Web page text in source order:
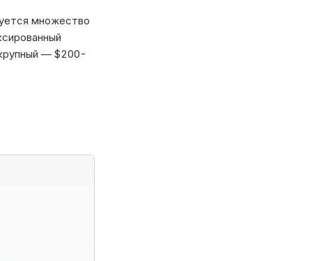
множество
— $200-